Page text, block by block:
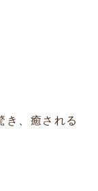
き、癒される